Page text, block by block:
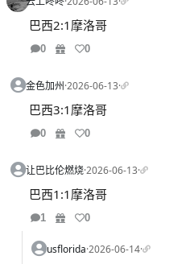
巴西2:1摩洛哥
0 0
金色加州·2026-06-13·
巴西3:1摩洛哥
0 0
让巴比伦燃烧·2026-06-13·
巴西1:1摩洛哥
1 0
usflorida·2026-06-14·